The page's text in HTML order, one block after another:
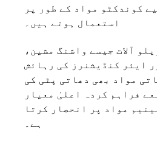
کوندکٹو مواد کے طور پر
استعمال ہوتے ہیں۔
آلات جیسے واشنگ مشین،
ایئر کنڈیشنرز کی رہائش
مواد بھی دھاتی پٹی کی
فراہم کردہ اعلیٰ معیار
مواد پر انحصار کرتا
ہے۔